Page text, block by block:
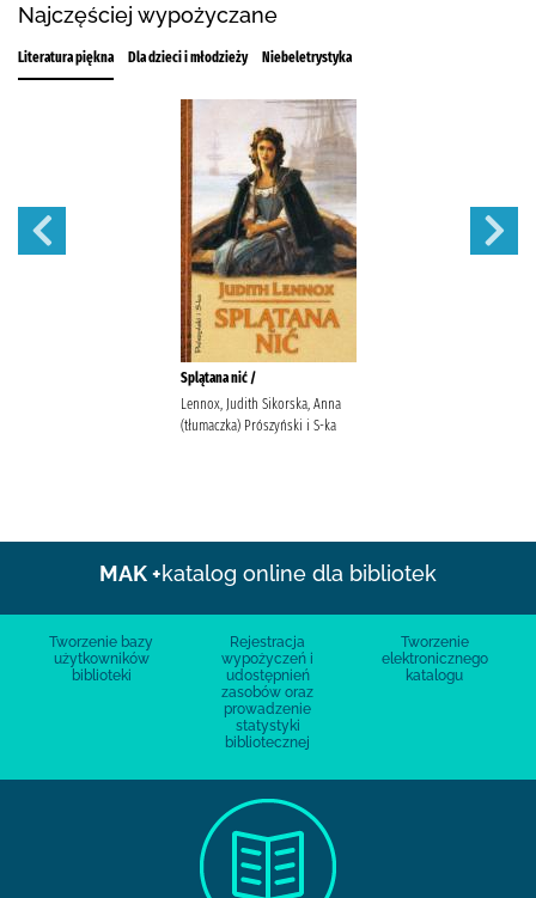
Najczęściej wypożyczane
Literatura piękna Dla dzieci i młodzieży Niebeletrystyka
Splątana nić /
Lennox, Judith Sikorska, Anna
(tłumaczka) Prószyński i S-ka
MAK +katalog online dla bibliotek
Tworzenie bazy
użytkowników
biblioteki
Rejestracja
wypożyczeń i
udostępnień
zasobów oraz
prowadzenie
statystyki
bibliotecznej
Tworzenie
elektronicznego
katalogu